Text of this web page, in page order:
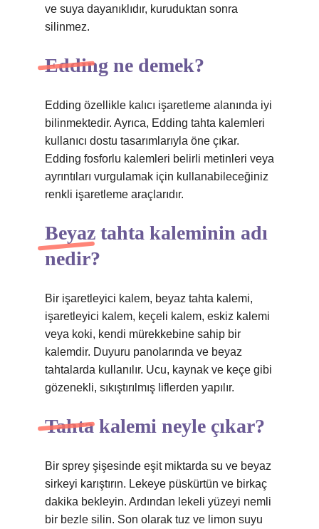
ve suya dayanıklıdır, kuruduktan sonra
silinmez.
Edding ne demek?
Edding özellikle kalıcı işaretleme alanında iyi
bilinmektedir. Ayrıca, Edding tahta kalemleri
kullanıcı dostu tasarımlarıyla öne çıkar.
Edding fosforlu kalemleri belirli metinleri veya
ayrıntıları vurgulamak için kullanabileceğiniz
renkli işaretleme araçlarıdır.
Beyaz tahta kaleminin adı
nedir?
Bir işaretleyici kalem, beyaz tahta kalemi,
işaretleyici kalem, keçeli kalem, eskiz kalemi
veya koki, kendi mürekkebine sahip bir
kalemdir. Duyuru panolarında ve beyaz
tahtalarda kullanılır. Ucu, kaynak ve keçe gibi
gözenekli, sıkıştırılmış liflerden yapılır.
Tahta kalemi neyle çıkar?
Bir sprey şişesinde eşit miktarda su ve beyaz
sirkeyi karıştırın. Lekeye püskürtün ve birkaç
dakika bekleyin. Ardından lekeli yüzeyi nemli
bir bezle silin. Son olarak tuz ve limon suyu